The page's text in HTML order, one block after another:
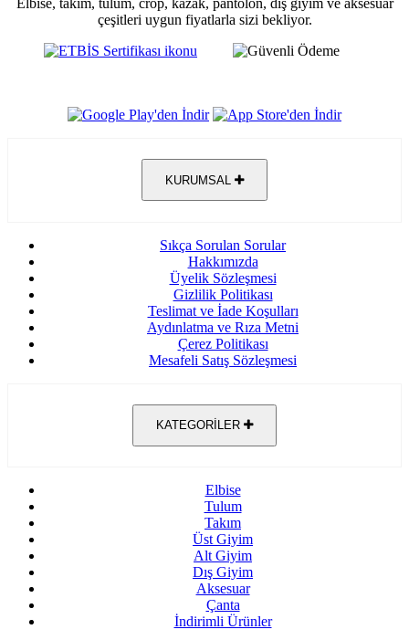
Elbise, takım, tulum, crop, kazak, pantolon, dış giyim ve aksesuar
çeşitleri uygun fiyatlarla sizi bekliyor.
KURUMSAL
Sıkça Sorulan Sorular
Hakkımızda
Üyelik Sözleşmesi
Gizlilik Politikası
Teslimat ve İade Koşulları
Aydınlatma ve Rıza Metni
Çerez Politikası
Mesafeli Satış Sözleşmesi
KATEGORİLER
Elbise
Tulum
Takım
Üst Giyim
Alt Giyim
Dış Giyim
Aksesuar
Çanta
İndirimli Ürünler